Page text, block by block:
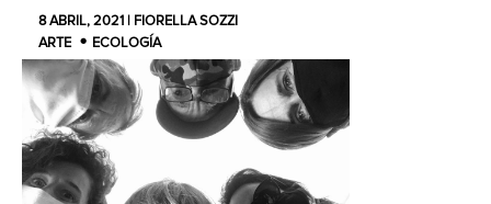
8 ABRIL, 2021 | FIORELLA SOZZI
ARTE
ECOLOGÍA